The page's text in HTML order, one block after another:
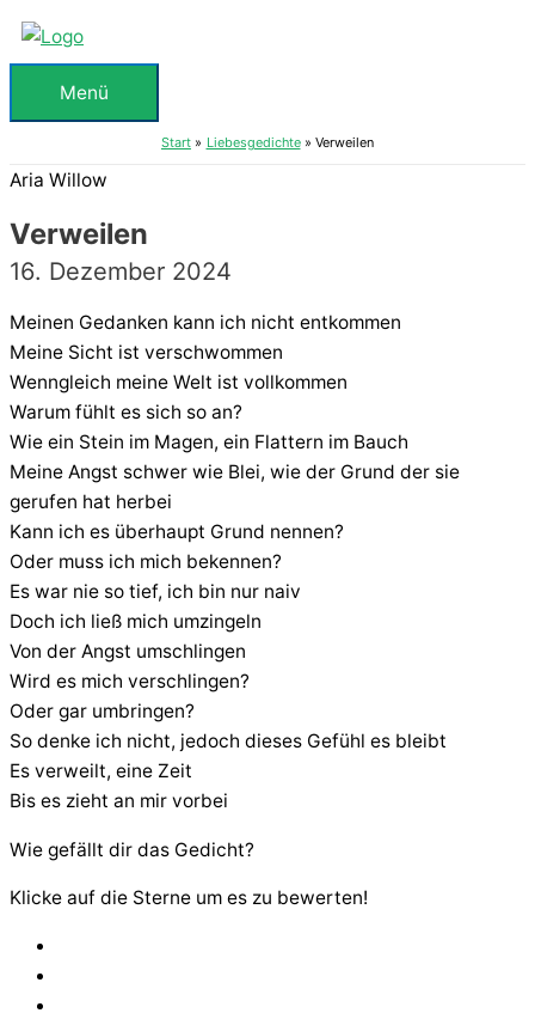
Zum
Inhalt
springenMenü
Menü
Start Liebesgedichte Verweilen
Aria Willow
Verweilen
16. Dezember 2024
Meinen Gedanken kann ich nicht entkommen
Meine Sicht ist verschwommen
Wenngleich meine Welt ist vollkommen
Warum fühlt es sich so an?
Wie ein Stein im Magen, ein Flattern im Bauch
Meine Angst schwer wie Blei, wie der Grund der sie
gerufen hat herbei
Kann ich es überhaupt Grund nennen?
Oder muss ich mich bekennen?
Es war nie so tief, ich bin nur naiv
Doch ich ließ mich umzingeln
Von der Angst umschlingen
Wird es mich verschlingen?
Oder gar umbringen?
So denke ich nicht, jedoch dieses Gefühl es bleibt
Es verweilt, eine Zeit
Bis es zieht an mir vorbei
Wie gefällt dir das Gedicht?
Klicke auf die Sterne um es zu bewerten!